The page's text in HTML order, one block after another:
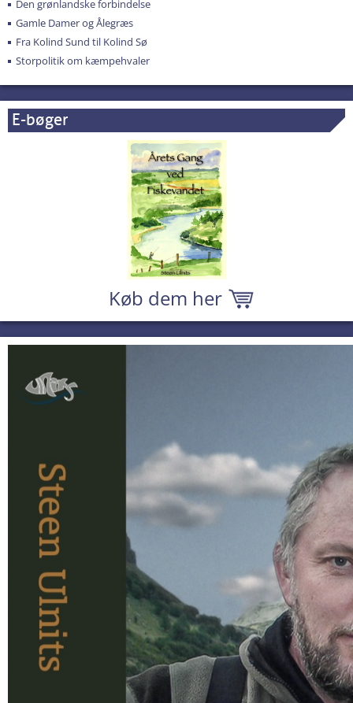
Den grønlandske forbindelse
Gamle Damer og Ålegræs
Fra Kolind Sund til Kolind Sø
Storpolitik om kæmpehvaler
E-bøger
Køb dem her